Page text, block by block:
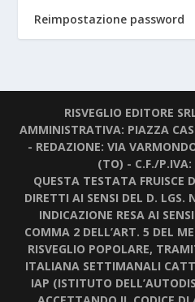
Reimpostazione password
RISVEGLIO EDITORE
AMMINISTRATIVA: PIAZZA
- REDAZIONE: VIA
(TO) - C.F./
QUESTA TESTATA FRUISCE
DIRETTI AI SENSI DEL D. LGS.
INDICAZIONE RESA AI
COMMA 2 DELL’ART. 5 DEL
RISVEGLIO POPOLARE,
ITALIANA SETTIMANALI
IAP (ISTITUTO